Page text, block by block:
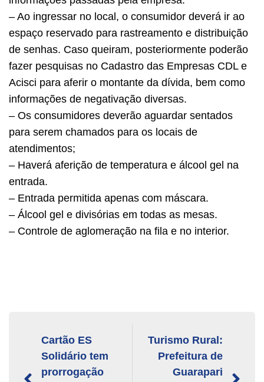
– Ao ingressar no local, o consumidor deverá ir ao
espaço reservado para rastreamento e distribuição
de senhas. Caso queiram, posteriormente poderão
fazer pesquisas no Cadastro das Empresas CDL e
Acisci para aferir o montante da dívida, bem como
informações de negativação diversas.
– Os consumidores deverão aguardar sentados
para serem chamados para os locais de
atendimentos;
– Haverá aferição de temperatura e álcool gel na
entrada.
– Entrada permitida apenas com máscara.
– Álcool gel e divisórias em todas as mesas.
– Controle de aglomeração na fila e no interior.
Cartão ES
Solidário tem
prorrogação
Turismo Rural:
Prefeitura de
Guarapari